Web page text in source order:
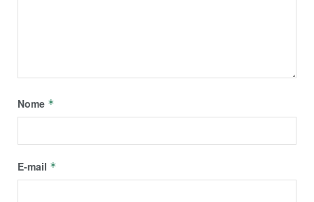
Nome *
E-mail *